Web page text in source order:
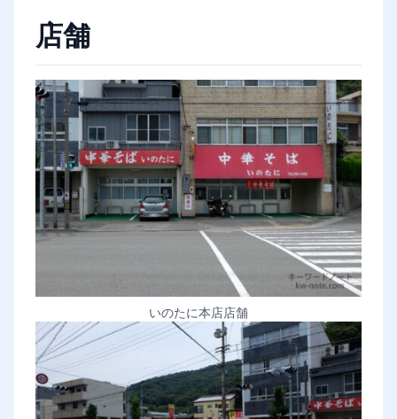
店舗
いのたに本店店舗